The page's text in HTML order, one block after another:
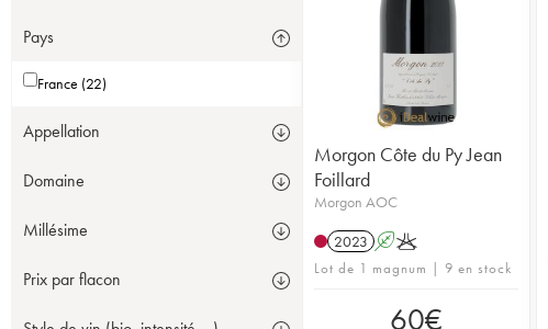
Pays
France (22)
Appellation
Domaine
Millésime
Prix par flacon
Morgon Côte du Py Jean
Foillard
Morgon AOC
2023 AK
Lot de 1 magnum | 9 en stock
60€